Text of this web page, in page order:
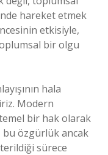
hareket etmek
etkisiyle,
bir olgu
hala
Modern
bir hak olarak
bu özgürlük ancak
sürece